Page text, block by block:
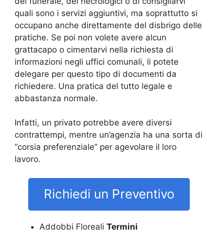
quali sono i servizi aggiuntivi, ma soprattutto si
occupano anche direttamente del disbrigo delle
pratiche. Se poi non volete avere alcun
grattacapo o cimentarvi nella richiesta di
informazioni negli uffici comunali, li potete
delegare per questo tipo di documenti da
richiedere. Una pratica del tutto legale e
abbastanza normale.
Infatti, un privato potrebbe avere diversi
contrattempi, mentre un’agenzia ha una sorta di
“corsia preferenziale” per agevolare il loro
lavoro.
Richiedi un Preventivo
Addobbi Floreali Termini